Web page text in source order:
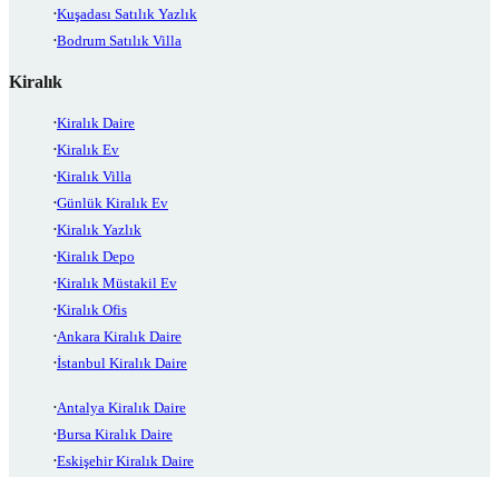
Kuşadası Satılık Yazlık
Bodrum Satılık Villa
Kiralık
Kiralık Daire
Kiralık Ev
Kiralık Villa
Günlük Kiralık Ev
Kiralık Yazlık
Kiralık Depo
Kiralık Müstakil Ev
Kiralık Ofis
Ankara Kiralık Daire
İstanbul Kiralık Daire
Antalya Kiralık Daire
Bursa Kiralık Daire
Eskişehir Kiralık Daire